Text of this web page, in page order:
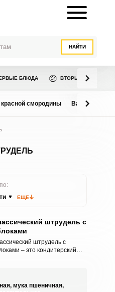
НАЙТИ
БЛЮДА 🍲 ВТОРЫЕ БЛЮДА
смородины Варенье из
ЕЩЕ
штрудель с
штрудель с
– это кондитерский
но распространено
штруделя
мука пшеничная,